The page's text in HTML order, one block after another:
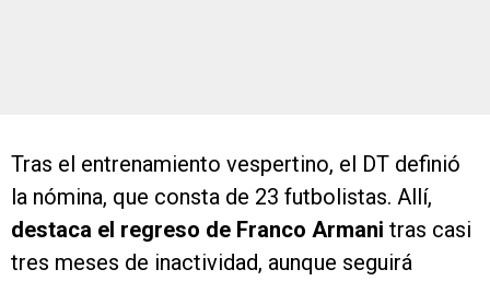
Tras el entrenamiento vespertino, el DT definió
la nómina, que consta de 23 futbolistas. Allí,
destaca el regreso de Franco Armani tras casi
tres meses de inactividad, aunque seguirá